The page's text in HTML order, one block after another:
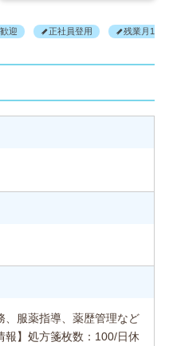
迎 正社員登用 残業月10H
、服薬指導、薬歴管理など
報】処方箋枚数：100/日休